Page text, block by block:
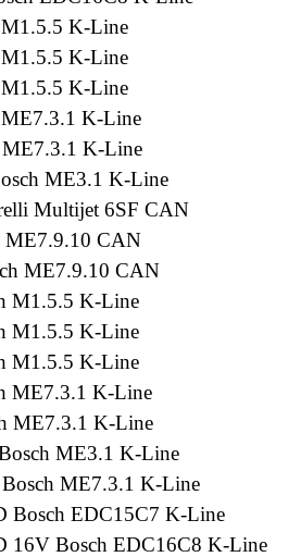
K-Line
K-Line
K-Line
K-Line
K-Line
ME3.1 K-Line
Multijet 6SF CAN
ME7.9.10 CAN
ME7.9.10 CAN
M1.5.5 K-Line
M1.5.5 K-Line
M1.5.5 K-Line
ME7.3.1 K-Line
ME7.3.1 K-Line
ME3.1 K-Line
ME7.3.1 K-Line
Bosch EDC15C7 K-Line
16V Bosch EDC16C8 K-Line